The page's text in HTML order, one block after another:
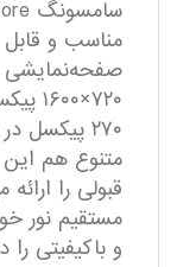
مناسب و
۲۷۰ پیکسل
متنوع هم
قبولی را
مستقیم نور
و با‌کیفیتی را